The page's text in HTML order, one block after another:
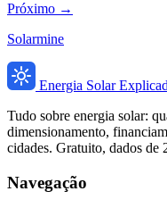
Próximo →
Solarmine
Energia Solar
Tudo sobre energia solar:
dimensionamento,
cidades. Gratuito, dados de
Navegação